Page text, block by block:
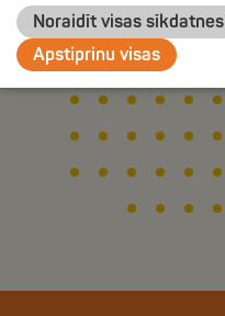
Noraidīt visas sīkdatnes
Apstiprinu visas